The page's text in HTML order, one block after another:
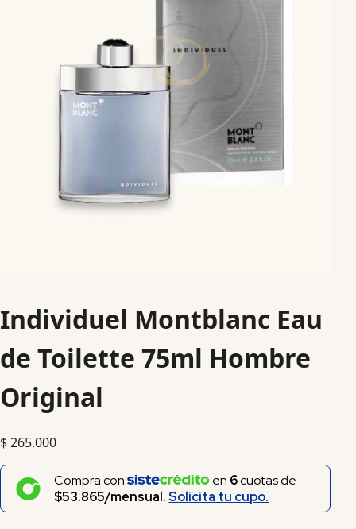
Individuel Montblanc Eau
de Toilette 75ml Hombre
Original
$265.000
Compra con en 6cuotas de
$53.865/mensual.Solicita tu cupo.